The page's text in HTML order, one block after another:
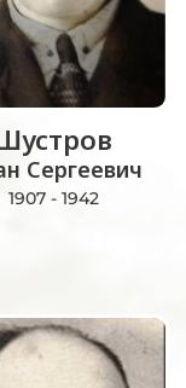
Сергеевич
1907 - 1942